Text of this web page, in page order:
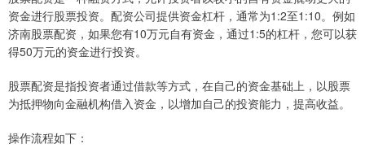
资金进行股票投资。配资公司提供资金杠杆，通常为1:2至1:10。例如
济南股票配资，如果您有10万元自有资金，通过1:5的杠杆，您可以获
得50万元的资金进行投资。
股票配资是指投资者通过借款等方式，在自己的资金基础上，以股票
为抵押物向金融机构借入资金，以增加自己的投资能力，提高收益。
操作流程如下：